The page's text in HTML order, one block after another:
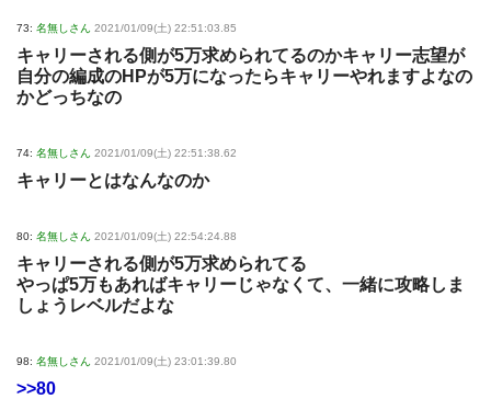
73: 名無しさん 2021/01/09(土) 22:51:03.85
キャリーされる側が5万求められてるのかキャリー志望が
自分の編成のHPが5万になったらキャリーやれますよなの
かどっちなの
74: 名無しさん 2021/01/09(土) 22:51:38.62
キャリーとはなんなのか
80: 名無しさん 2021/01/09(土) 22:54:24.88
キャリーされる側が5万求められてる
やっぱ5万もあればキャリーじゃなくて、一緒に攻略しま
しょうレベルだよな
98: 名無しさん 2021/01/09(土) 23:01:39.80
>>80